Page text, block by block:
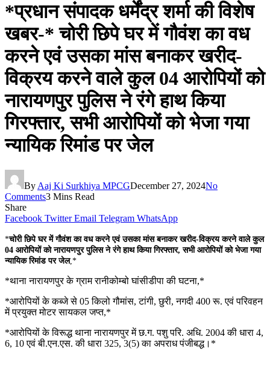
*प्रधान संपादक धर्मेंद्र शर्मा की विशेष
खबर-* चोरी छिपे घर में गौवंश का वध
करने एवं उसका मांस बनाकर खरीद-
विक्रय करने वाले कुल 04 आरोपियों को
नारायणपुर पुलिस ने रंगे हाथ किया
गिरफ्तार, सभी आरोपियों को भेजा गया
न्यायिक रिमांड पर जेल
By Aaj Ki Surkhiya MPCGDecember 27, 2024No
Comments3 Mins Read
Share
Facebook Twitter Email Telegram WhatsApp
*चोरी छिपे घर में गौवंश का वध करने एवं उसका मांस बनाकर खरीद-विक्रय करने वाले कुल
04 आरोपियों को नारायणपुर पुलिस ने रंगे हाथ किया गिरफ्तार, सभी आरोपियों को भेजा गया
न्यायिक रिमांड पर जेल,*
*थाना नारायणपुर के ग्राम रानीकोम्बो घांसीडीपा की घटना,*
*आरोपियों के कब्जे से 05 किलो गौमांस, टांगी, छुरी, नगदी 400 रू. एवं परिवहन
में प्रयुक्त मोटर सायकल जप्त,*
*आरोपियों के विरूद्ध थाना नारायणपुर में छ.ग. पशु परि. अधि. 2004 की धारा 4,
6, 10 एवं बी.एन.एस. की धारा 325, 3(5) का अपराध पंजीबद्ध।*